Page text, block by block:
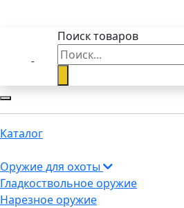
Поиск товаров
Каталог
Оружие для охоты
Гладкоствольное оружие
Нарезное оружие